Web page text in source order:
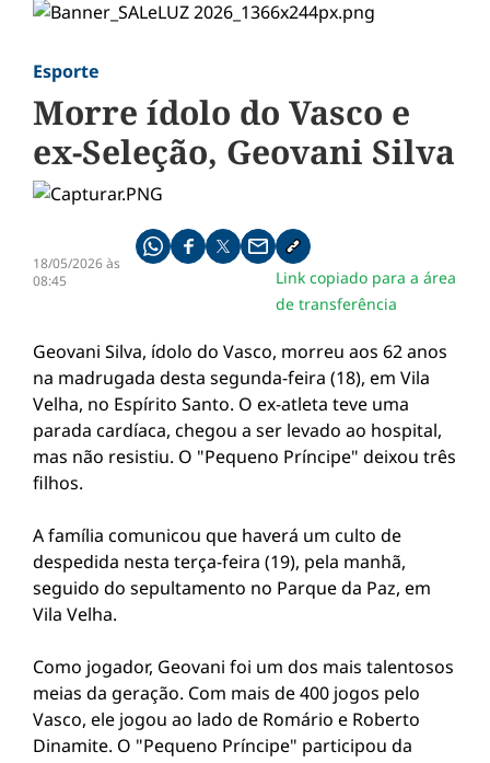
Esporte
Morre ídolo do Vasco e
ex-Seleção, Geovani Silva
18/05/2026 às
08:45
Compartilhe pelo whatsapp
Compartilhar no facebook
Compartilhar no twitter
Compartilhe pelo email
Copiar link da notícia
Link copiado para a área
de transferência
Geovani Silva, ídolo do Vasco, morreu aos 62 anos
na madrugada desta segunda-feira (18), em Vila
Velha, no Espírito Santo. O ex-atleta teve uma
parada cardíaca, chegou a ser levado ao hospital,
mas não resistiu. O "Pequeno Príncipe" deixou três
filhos.
A família comunicou que haverá um culto de
despedida nesta terça-feira (19), pela manhã,
seguido do sepultamento no Parque da Paz, em
Vila Velha.
Como jogador, Geovani foi um dos mais talentosos
meias da geração. Com mais de 400 jogos pelo
Vasco, ele jogou ao lado de Romário e Roberto
Dinamite. O "Pequeno Príncipe" participou da